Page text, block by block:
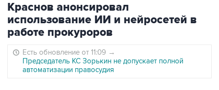
Краснов анонсировал
использование ИИ и нейросетей в
работе прокуроров
Есть обновление от 11:09 →
Председатель КС Зорькин не допускает полной
автоматизации правосудия